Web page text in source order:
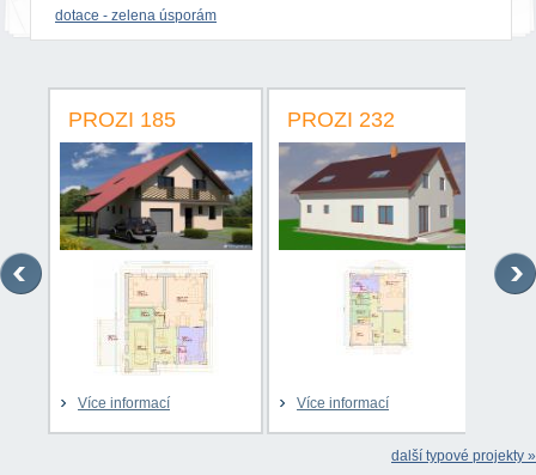
dotace - zelena úsporám
PROZI 185
Více informací
PROZI 232
Více informací
další typové projekty »